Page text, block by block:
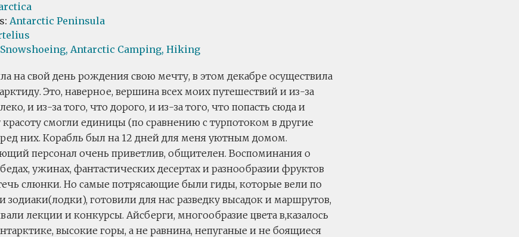
Antarctic Peninsula
Snowshoeing, Antarctic Camping, Hiking
на свой день рождения свою мечту, в этом декабре осуществила
Это, наверное, вершина всех моих путешествий и из-за
и из-за того, что дорого, и из-за того, что попасть сюда и
красоту смогли единицы (по сравнению с турпотоком в другие
них. Корабль был на 12 дней для меня уютным домом.
персонал очень приветлив, общителен. Воспоминания о
ужинах, фантастических десертах и разнообразии фруктов
течь слюнки. Но самые потрясающие были гиды, которые вели по
зодиаки(лодки), готовили для нас разведку высадок и маршрутов,
лекции и конкурсы. Айсберги, многообразие цвета в,казалось
высокие горы, а не равнина, непуганые и не боящиеся